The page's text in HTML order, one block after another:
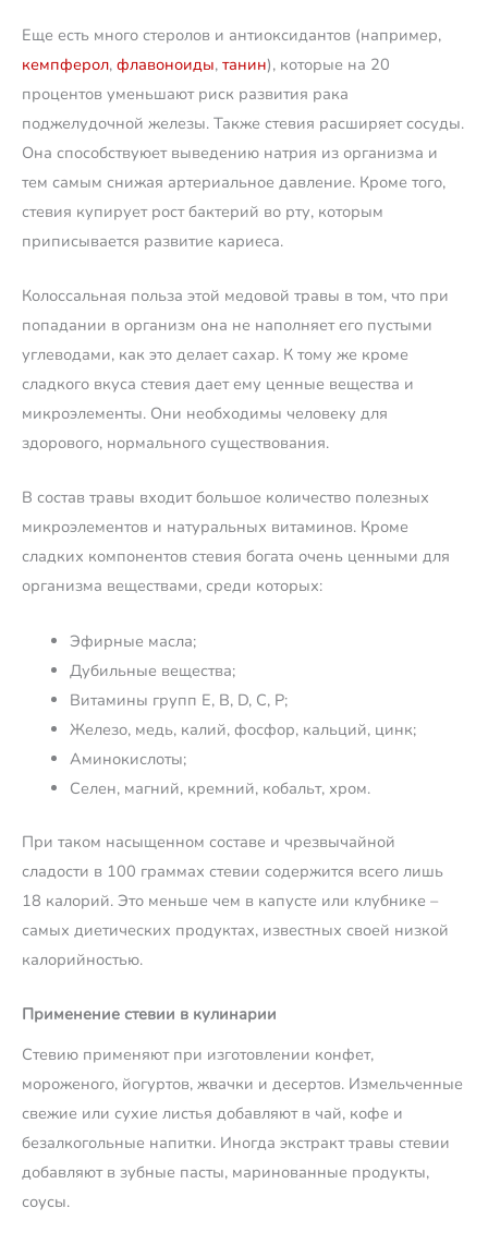
Еще есть много стеролов и антиоксидантов (например,
кемпферол, флавоноиды, танин), которые на 20
процентов уменьшают риск развития рака
поджелудочной железы. Также стевия расширяет сосуды.
Она способствуюет выведению натрия из организма и
тем самым снижая артериальное давление. Кроме того,
стевия купирует рост бактерий во рту, которым
приписывается развитие кариеса.
Колоссальная польза этой медовой травы в том, что при
попадании в организм она не наполняет его пустыми
углеводами, как это делает сахар. К тому же кроме
сладкого вкуса стевия дает ему ценные вещества и
микроэлементы. Они необходимы человеку для
здорового, нормального существования.
В состав травы входит большое количество полезных
микроэлементов и натуральных витаминов. Кроме
сладких компонентов стевия богата очень ценными для
организма веществами, среди которых:
Эфирные масла;
Дубильные вещества;
Витамины групп E, B, D, C, P;
Железо, медь, калий, фосфор, кальций, цинк;
Аминокислоты;
Селен, магний, кремний, кобальт, хром.
При таком насыщенном составе и чрезвычайной
сладости в 100 граммах стевии содержится всего лишь
18 калорий. Это меньше чем в капусте или клубнике –
самых диетических продуктах, известных своей низкой
калорийностью.
Применение стевии в кулинарии
Стевию применяют при изготовлении конфет,
мороженого, йогуртов, жвачки и десертов. Измельченные
свежие или сухие листья добавляют в чай, кофе и
безалкогольные напитки. Иногда экстракт травы стевии
добавляют в зубные пасты, маринованные продукты,
соусы.